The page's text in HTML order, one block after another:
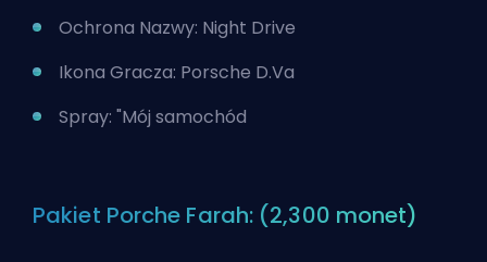
Ochrona Nazwy: Night Drive
Ikona Gracza: Porsche D.Va
Spray: "Mój samochód
Pakiet Porche Farah: (2,300 monet)